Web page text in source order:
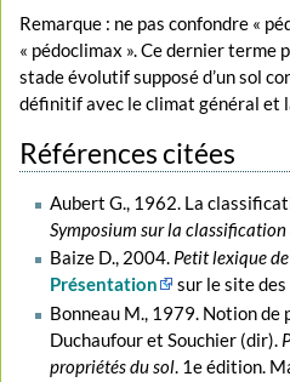
Remarque : ne pas confondre «
« pédoclimax ». Ce dernier terme
stade évolutif supposé d’un sol
définitif avec le climat général et
Références citées
Aubert G., 1962. La
Symposium sur la classification
Baize D., 2004. Petit lexique
Présentation
sur le site
Bonneau M., 1979. Notion de
Duchaufour et Souchier (dir).
propriétés du sol. 1e édition.